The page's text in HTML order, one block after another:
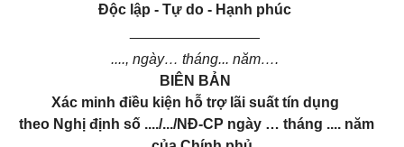
Độc lập - Tự do - Hạnh phúc
...., ngày… tháng... năm….
BIÊN BẢN
Xác minh điều kiện hỗ trợ lãi suất tín dụng
theo Nghị định số ..../.../NĐ-CP ngày … tháng .... năm